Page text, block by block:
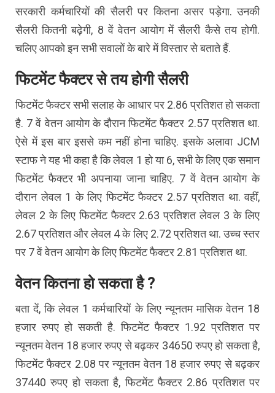
सरकारी कर्मचारियों की सैलरी पर कितना असर पड़ेगा. उनकी
सैलरी कितनी बढ़ेगी, 8 वें वेतन आयोग में सैलरी कैसे तय होगी.
चलिए आपको इन सभी सवालों के बारे में विस्तार से बताते हैं.
फिटमेंट फैक्टर से तय होगी सैलरी
फिटमेंट फैक्टर सभी सलाह के आधार पर 2.86 प्रतिशत हो सकता
है. 7 वें वेतन आयोग के दौरान फिटमेंट फैक्टर 2.57 प्रतिशत था.
ऐसे में इस बार इससे कम नहीं होना चाहिए. इसके अलावा JCM
स्टाफ ने यह भी कहा है कि लेवल 1 हो या 6, सभी के लिए एक समान
फिटमेंट फैक्टर भी अपनाया जाना चाहिए. 7 वें वेतन आयोग के
दौरान लेवल 1 के लिए फिटमेंट फैक्टर 2.57 प्रतिशत था. वहीं,
लेवल 2 के लिए फिटमेंट फैक्टर 2.63 प्रतिशत लेवल 3 के लिए
2.67 प्रतिशत और लेवल 4 के लिए 2.72 प्रतिशत था. उच्च स्तर
पर 7 वें वेतन आयोग के लिए फिटमेंट फैक्टर 2.81 प्रतिशत था.
वेतन कितना हो सकता है ?
बता दें, कि लेवल 1 कर्मचारियों के लिए न्यूनतम मासिक वेतन 18
हजार रुपए हो सकती है. फिटमेंट फैक्टर 1.92 प्रतिशत पर
न्यूनतम वेतन 18 हजार रुपए से बढ़कर 34650 रुपए हो सकता है,
फिटमेंट फैक्टर 2.08 पर न्यूनतम वेतन 18 हजार रुपए से बढ़कर
37440 रुपए हो सकता है, फिटमेंट फैक्टर 2.86 प्रतिशत पर